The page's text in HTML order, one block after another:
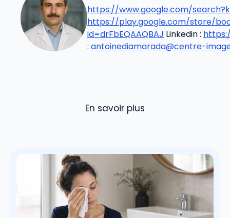
https://www.google.com/
https://play.google.com/store/
id=drFbEQAAQBAJ Linkedin :
: antoinediamarada@centre-
En savoir plus